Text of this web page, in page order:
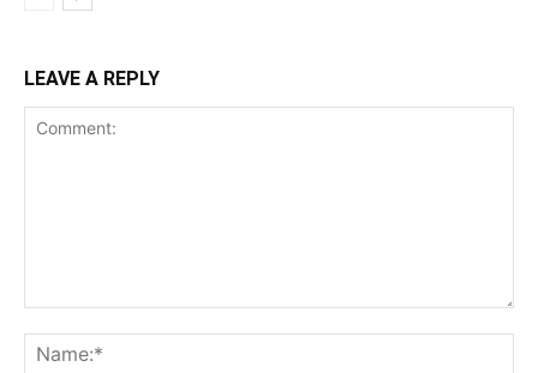
LEAVE A REPLY